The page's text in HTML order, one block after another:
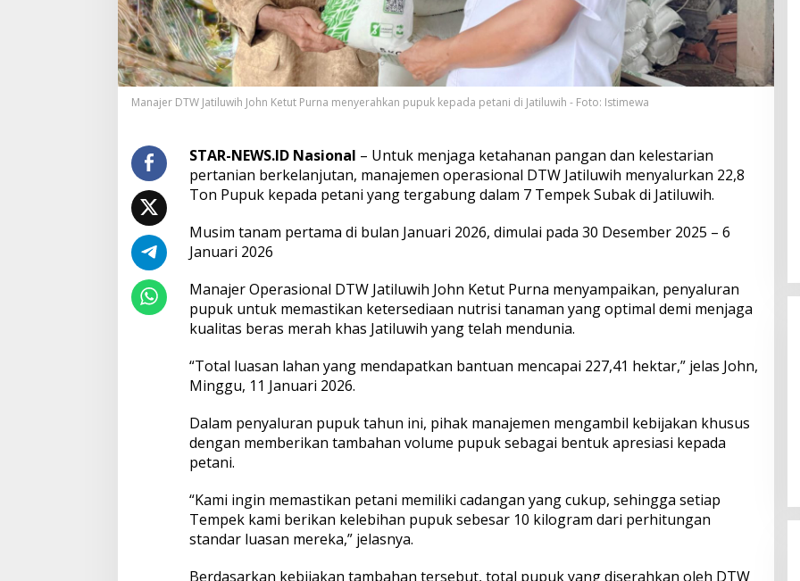
T
W
J
a
t
i
l
i
h
S
a
u
r
a
n
2
2
8
T
o
P
u
k
e
7
e
Manajer DTW Jatiluwih John Ketut Purna menyerahkan pupuk kepada petani di Jatiluwih - Foto: Istimewa
STAR-NEWS.ID Nasional – Untuk menjaga ketahanan pangan dan kelestarian
pertanian berkelanjutan, manajemen operasional DTW Jatiluwih menyalurkan 22,8
Ton Pupuk kepada petani yang tergabung dalam 7 Tempek Subak di Jatiluwih.
Musim tanam pertama di bulan Januari 2026, dimulai pada 30 Desember 2025 – 6
Januari 2026
Manajer Operasional DTW Jatiluwih John Ketut Purna menyampaikan, penyaluran
pupuk untuk memastikan ketersediaan nutrisi tanaman yang optimal demi menjaga
kualitas beras merah khas Jatiluwih yang telah mendunia.
“Total luasan lahan yang mendapatkan bantuan mencapai 227,41 hektar,” jelas John,
Minggu, 11 Januari 2026.
Dalam penyaluran pupuk tahun ini, pihak manajemen mengambil kebijakan khusus
dengan memberikan tambahan volume pupuk sebagai bentuk apresiasi kepada
petani.
“Kami ingin memastikan petani memiliki cadangan yang cukup, sehingga setiap
Tempek kami berikan kelebihan pupuk sebesar 10 kilogram dari perhitungan
standar luasan mereka,” jelasnya.
Berdasarkan kebijakan tambahan tersebut, total pupuk yang diserahkan oleh DTW
Perkuat Ekosistem Pariwisata
dan Serapan Investasi, Sira